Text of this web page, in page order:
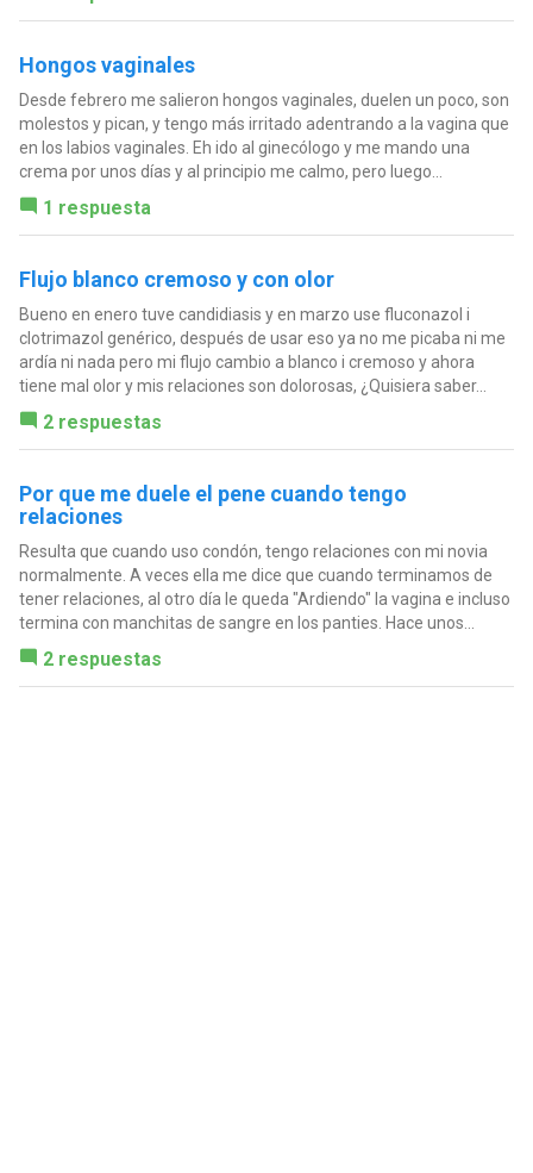
Hongos vaginales
Desde febrero me salieron hongos vaginales, duelen un poco, son
molestos y pican, y tengo más irritado adentrando a la vagina que
en los labios vaginales. Eh ido al ginecólogo y me mando una
crema por unos días y al principio me calmo, pero luego...
1 respuesta
Flujo blanco cremoso y con olor
Bueno en enero tuve candidiasis y en marzo use fluconazol i
clotrimazol genérico, después de usar eso ya no me picaba ni me
ardía ni nada pero mi flujo cambio a blanco i cremoso y ahora
tiene mal olor y mis relaciones son dolorosas, ¿Quisiera saber...
2 respuestas
Por que me duele el pene cuando tengo
relaciones
Resulta que cuando uso condón, tengo relaciones con mi novia
normalmente. A veces ella me dice que cuando terminamos de
tener relaciones, al otro día le queda "Ardiendo" la vagina e incluso
termina con manchitas de sangre en los panties. Hace unos...
2 respuestas